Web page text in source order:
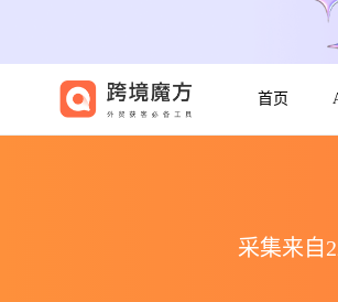
首页
采集来自